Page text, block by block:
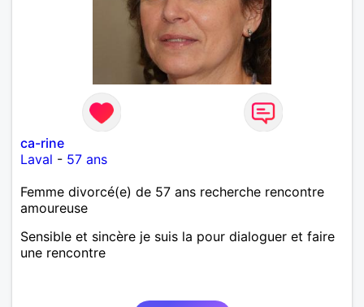
ca-rine
Laval - 57 ans
Femme divorcé(e) de 57 ans recherche rencontre
amoureuse
Sensible et sincère je suis la pour dialoguer et faire
une rencontre